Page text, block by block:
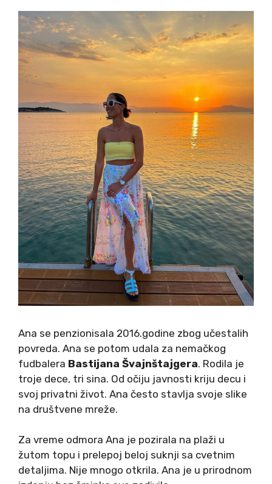
Ana se penzionisala 2016.godine zbog učestalih
povreda. Ana se potom udala za nemačkog
fudbalera Bastijana Švajnštajgera. Rodila je
troje dece, tri sina. Od očiju javnosti kriju decu i
svoj privatni život. Ana često stavlja svoje slike
na društvene mreže.
Za vreme odmora Ana je pozirala na plaži u
žutom topu i prelepoj beloj suknji sa cvetnim
detaljima. Nije mnogo otkrila. Ana je u prirodnom